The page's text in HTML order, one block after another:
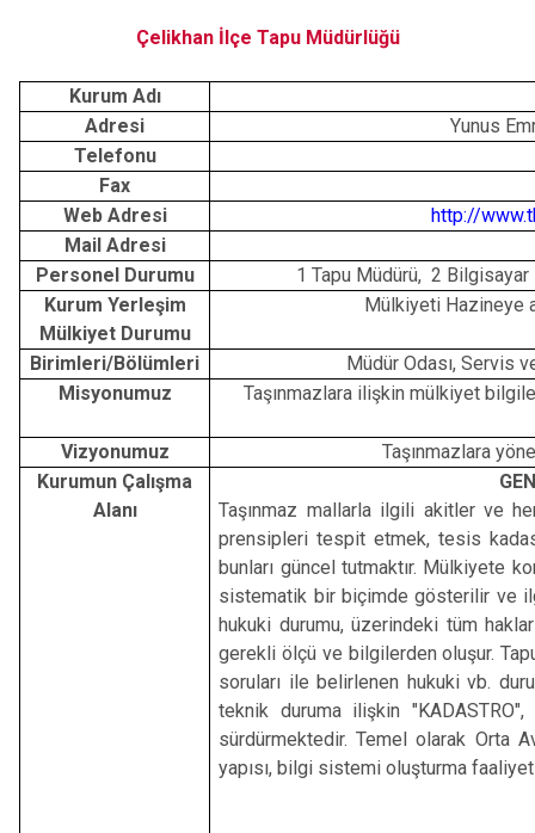
Tut
Çelikhan İlçe Tapu Müdürlüğü
Kurum Adı
Adresi
Yunus
Telefonu
Fax
Web Adresi
http://
Mail Adresi
Personel Durumu
1 Tapu Müdürü, 2
Kurum Yerleşim
Mülkiyet Durumu
Mülkiyeti Hazineye
Birimleri/Bölümleri
Müdür Odası, Servis
Misyonumuz
Taşınmazlara ilişkin mülkiyet
Vizyonumuz
Taşınmazlara
Kurumun Çalışma
Alanı
Taşınmaz mallarla ilgili akitler ve
prensipleri tespit etmek, tesis
bunları güncel tutmaktır. Mülkiyete
sistematik bir biçimde gösterilir ve
hukuki durumu, üzerindeki tüm
gerekli ölçü ve bilgilerden oluşur.
soruları ile belirlenen hukuki vb.
teknik duruma ilişkin
sürdürmektedir. Temel olarak Orta
yapısı, bilgi sistemi oluşturma